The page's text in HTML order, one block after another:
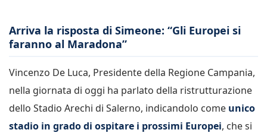
Arriva la risposta di Simeone: “Gli Europei si
faranno al Maradona”
Vincenzo De Luca, Presidente della Regione Campania,
nella giornata di oggi ha parlato della ristrutturazione
dello Stadio Arechi di Salerno, indicandolo come unico
stadio in grado di ospitare i prossimi Europei, che si